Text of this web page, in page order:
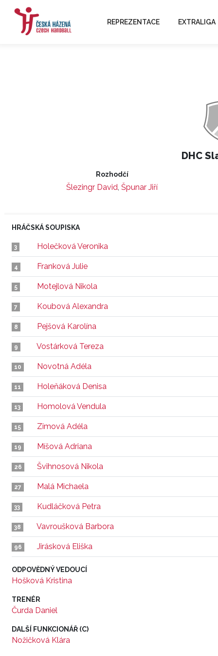
REPREZENTACE EXTRALIGA
DHC
Rozhodčí
Šlezingr David, Špunar Jiří
HRÁČSKÁ SOUPISKA
3 Holečková Veronika
4 Franková Julie
5 Motejlová Nikola
7 Koubová Alexandra
8 Pejšová Karolína
9 Vostárková Tereza
10 Novotná Adéla
11 Holeňáková Denisa
13 Homolová Vendula
15 Zimová Adéla
19 Míšová Adriana
26 Švihnosová Nikola
27 Malá Michaela
33 Kudláčková Petra
38 Vavroušková Barbora
96 Jirásková Eliška
ODPOVĚDNÝ VEDOUCÍ
Hošková Kristina
TRENÉR
Čurda Daniel
DALŠÍ FUNKCIONÁŘ (C)
Nožičková Klára